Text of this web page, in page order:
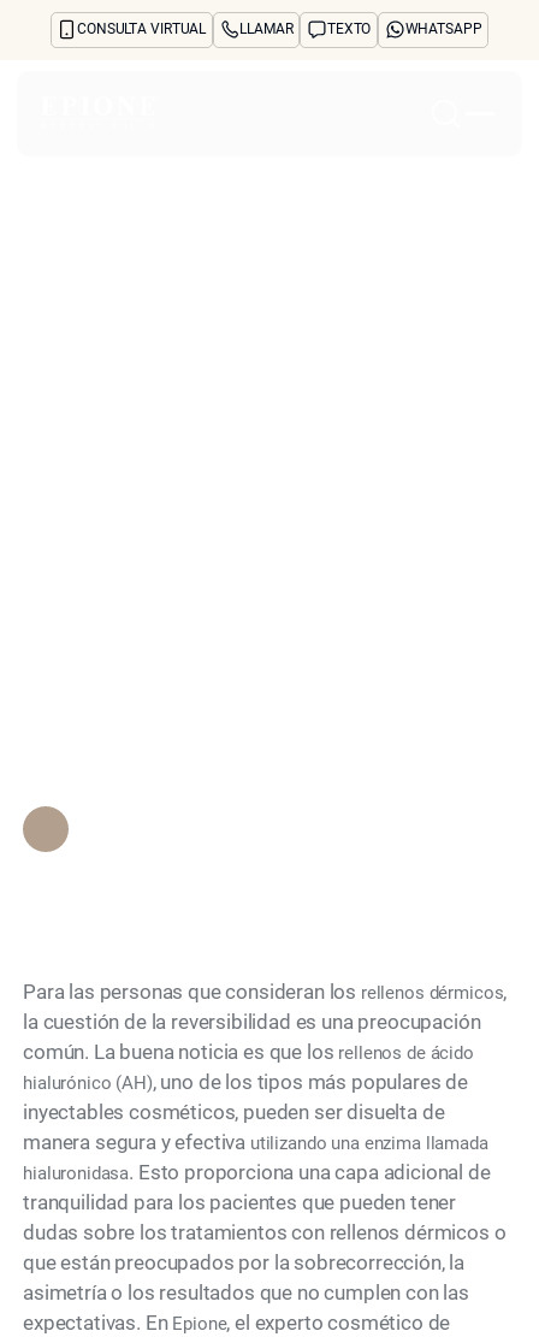
CONSULTA VIRTUAL LLAMAR TEXTO WHATSAPP
Para las personas que consideran los rellenos dérmicos,
la cuestión de la reversibilidad es una preocupación
común. La buena noticia es que los rellenos de ácido
hialurónico (AH), uno de los tipos más populares de
inyectables cosméticos, pueden ser disuelta de
manera segura y efectiva utilizando una enzima llamada
hialuronidasa. Esto proporciona una capa adicional de
tranquilidad para los pacientes que pueden tener
dudas sobre los tratamientos con rellenos dérmicos o
que están preocupados por la sobrecorrección, la
asimetría o los resultados que no cumplen con las
expectativas. En Epione, el experto cosmético de